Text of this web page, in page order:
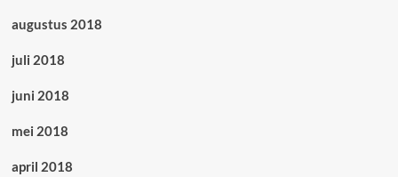
augustus 2018
juli 2018
juni 2018
mei 2018
april 2018